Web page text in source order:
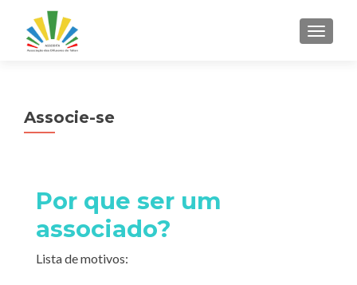
Associe-se
Por que ser um
associado?
Lista de motivos: